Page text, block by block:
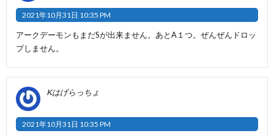
2021年10月31日 10:35 PM
アークデーモンもまだSが出来ません。あとA１つ。ぜんぜんドロッ
プしません。
Kはげらっちょ
2021年10月31日 10:35 PM